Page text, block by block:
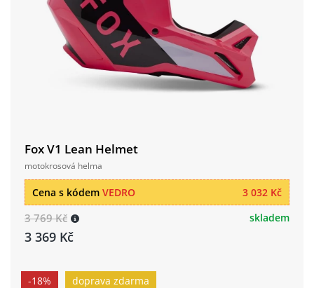
Fox V1 Lean Helmet
motokrosová helma
3 032 Kč
Cena s kódem VEDRO
3 769 Kč
3 369 Kč
skladem
-18% doprava zdarma